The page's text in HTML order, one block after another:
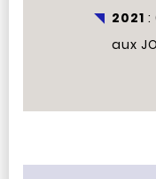
2021 :
aux